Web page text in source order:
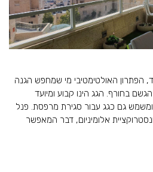
הפתרון האולטימטיבי מי שמחפש הגנה
בחורף. הגג הינו קבוע ומיועד
גם כגג עבור סגירת מרפסת. פנל
אלומיניום, דבר המאפשר